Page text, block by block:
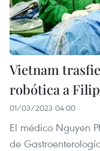
Vietnam
robótica a
01/03/2023 04:00
El médico Nguyen
de